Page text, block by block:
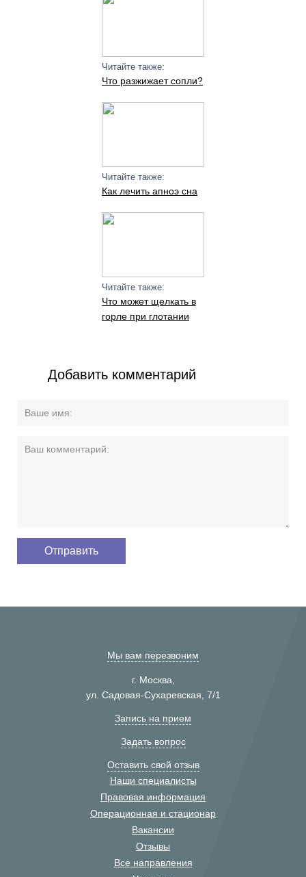
Читайте также:
Что разжижает сопли?
Читайте также:
Как лечить апноэ сна
Читайте также:
Что может щелкать в
горле при глотании
Добавить комментарий
Мы вам перезвоним
г. Москва,
ул. Садовая-Сухаревская, 7/1
Запись на прием
Задать вопрос
Оставить свой отзыв
Наши специалисты
Правовая информация
Операционная и стационар
Вакансии
Отзывы
Все направления